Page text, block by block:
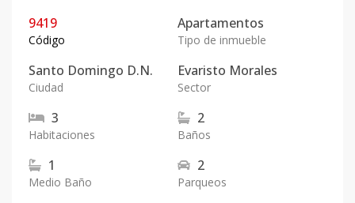
9419
Código
Apartamentos
Tipo de inmueble
Santo Domingo D.N.
Ciudad
Evaristo Morales
Sector
3
Habitaciones
2
Baños
1
Medio Baño
2
Parqueos